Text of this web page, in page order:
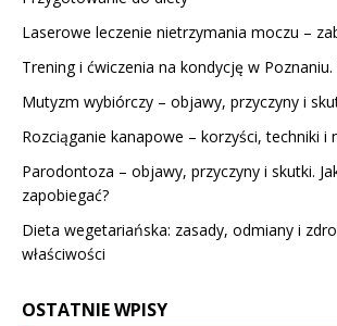
Laserowe leczenie nietrzymania moczu –
Trening i ćwiczenia na kondycję w
Mutyzm wybiórczy – objawy, przyczyny i
Rozciąganie kanapowe – korzyści, techniki i
Parodontoza – objawy, przyczyny i skutki.
zapobiegać?
Dieta wegetariańska: zasady, odmiany i
właściwości
OSTATNIE WPISY